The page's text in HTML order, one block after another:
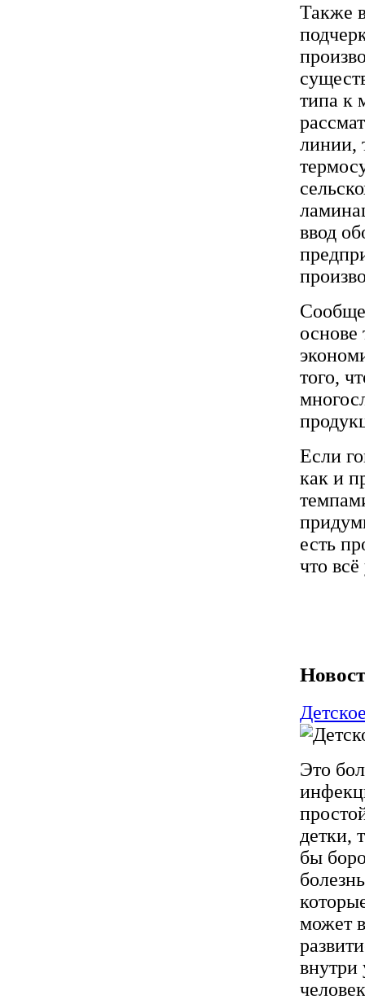
Также
типа к
линии,
ввод
основе
того,
Если
как и
есть
что
Это
детки,
бы
может
внутри